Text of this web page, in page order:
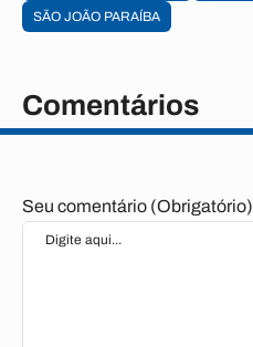
SÃO JOÃO PARAÍBA
Comentários
Seu comentário (Obrigatório)